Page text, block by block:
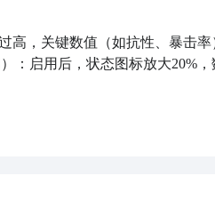
高，关键数值（如抗性、暴击
启用后，状态图标放大20%